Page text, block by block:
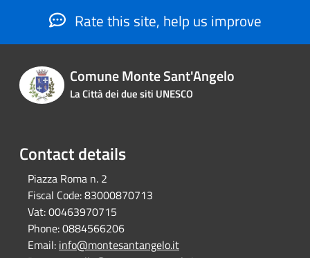
Rate this site, help us improve
Comune Monte Sant'Angelo
La Città dei due siti UNESCO
Contact details
Piazza Roma n. 2
Fiscal Code:83000870713
Vat:00463970715
Phone:0884566206
Email: info@montesantangelo.it